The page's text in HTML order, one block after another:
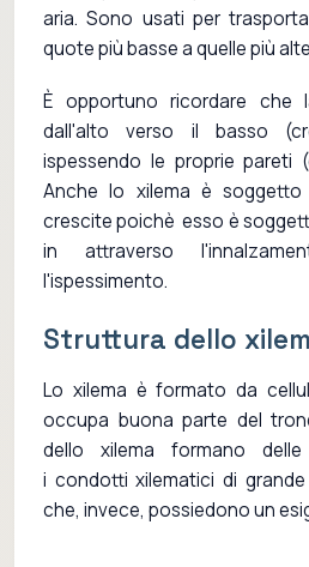
aria. Sono usati per
quote più basse a quelle più
È opportuno ricordare che
dall'alto verso il basso
ispessendo le proprie pareti
Anche lo xilema è
crescite poichè esso è
in attraverso
l'ispessimento.
Struttura dello
Lo xilema è formato da
occupa buona parte del
dello xilema formano delle
i condotti xilematici di
che, invece, possiedono un